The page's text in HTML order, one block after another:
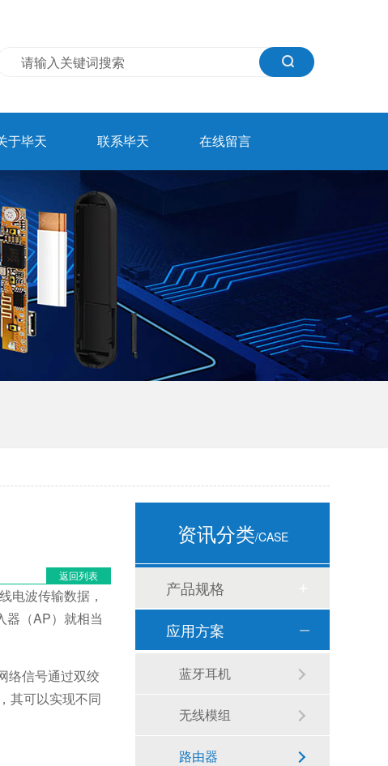
于毕天 联系毕天 在线留言
返回列表
电波传输数据，
器（AP）就相当
络信号通过双绞
其可以实现不同
资讯分类/CASE
产品规格
应用方案
蓝牙耳机
无线模组
路由器